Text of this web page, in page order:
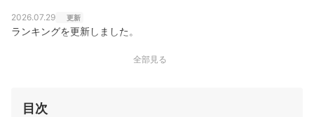
2026.07.29 更新
ランキングを更新しました。
全部見る
目次